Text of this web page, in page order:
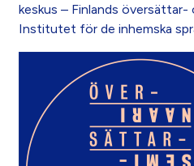
keskus – Finlands
Institutet för de inhemska